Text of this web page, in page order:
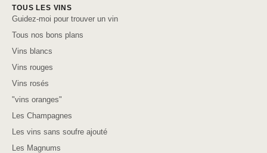
TOUS LES VINS
Guidez-moi pour trouver un vin
Tous nos bons plans
Vins blancs
Vins rouges
Vins rosés
"vins oranges"
Les Champagnes
Les vins sans soufre ajouté
Les Magnums